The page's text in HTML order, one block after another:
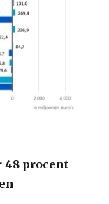
48 procent